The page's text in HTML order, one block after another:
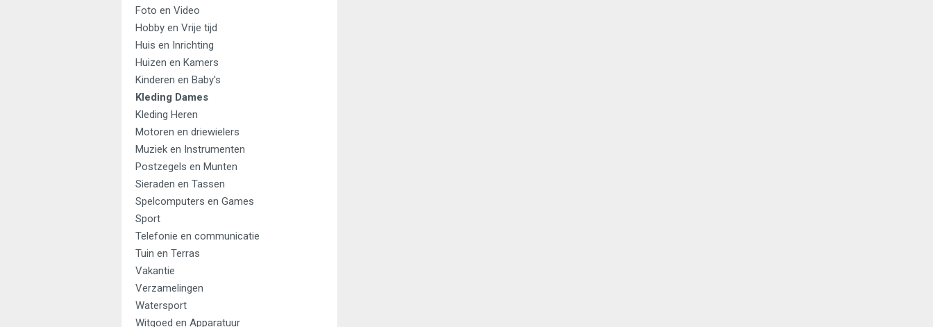
Foto en Video
Hobby en Vrije tijd
Huis en Inrichting
Huizen en Kamers
Kinderen en Baby's
Kleding Dames
Kleding Heren
Motoren en driewielers
Muziek en Instrumenten
Postzegels en Munten
Sieraden en Tassen
Spelcomputers en Games
Sport
Telefonie en communicatie
Tuin en Terras
Vakantie
Verzamelingen
Watersport
Witgoed en Apparatuur